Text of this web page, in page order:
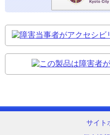
サイト